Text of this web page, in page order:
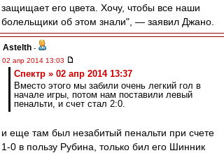
защищает его цвета. Хочу, чтобы все наши
болельщики об этом знали", — заявил Джано.
Astelth -
02 апр 2014 13:03
Спектр » 02 апр 2014 13:37
Вместо этого мы забили очень легкий гол в
начале игры, потом нам поставили левый
пенальти, и счет стал 2:0.
и еще там был незабитый пенальти при счете
1-0 в пользу Рубина, только бил его Шинник